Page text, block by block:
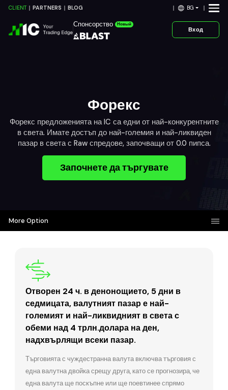
CLIENT PARTNERS BLOG BG
Спонсорство Новый
Вход
Форекс
Форекс предложенията на IC са едни от най-конкурентните
в света. Имате достъп до най-големия и най-ликвиден
пазар в света с Raw спредове, започващи от 0.0 пипса.
Започнете да търгувате
More Option
Отворен 24 ч. в денонощието, 5 дни в
седмицата, валутният пазар е най-
големият и най-ликвидният в света с
обеми над 4 трлн.долара на ден,
надхвърлящи всеки пазар.
Търговията с чуждестранна валута включва търговия с
една валутна двойка срещу друга, като се прогнозира, че
една валута ще поскъпне или ще поевтинее спрямо